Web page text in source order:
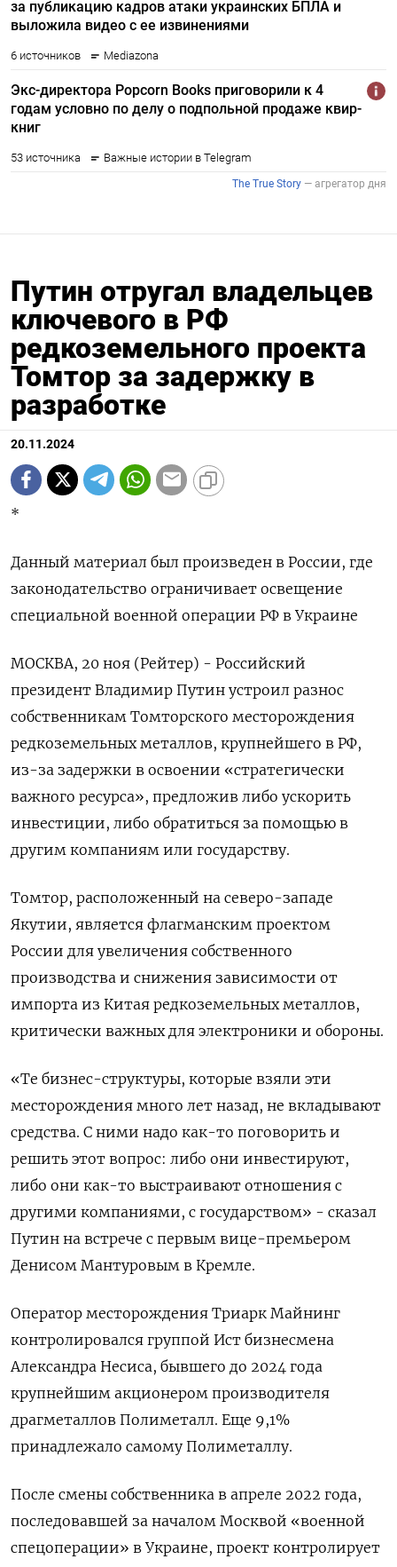
Путин отругал владельцев
ключевого в РФ
редкоземельного проекта
Томтор за задержку в
разработке
20.11.2024
*
Данный материал был произведен в России, где
законодательство ограничивает освещение
специальной военной операции РФ в Украине
МОСКВА, 20 ноя (Рейтер) - Российский
президент Владимир Путин устроил разнос
собственникам Томторского месторождения
редкоземельных металлов, крупнейшего в РФ,
из-за задержки в освоении «стратегически
важного ресурса», предложив либо ускорить
инвестиции, либо обратиться за помощью в
другим компаниям или государству.
Томтор, расположенный на северо-западе
Якутии, является флагманским проектом
России для увеличения собственного
производства и снижения зависимости от
импорта из Китая редкоземельных металлов,
критически важных для электроники и обороны.
«Те бизнес-структуры, которые взяли эти
месторождения много лет назад, не вкладывают
средства. С ними надо как-то поговорить и
решить этот вопрос: либо они инвестируют,
либо они как-то выстраивают отношения с
другими компаниями, с государством» - сказал
Путин на встрече с первым вице-премьером
Денисом Мантуровым в Кремле.
Оператор месторождения Триарк Майнинг
контролировался группой Ист бизнесмена
Александра Несиса, бывшего до 2024 года
крупнейшим акционером производителя
драгметаллов Полиметалл. Еще 9,1%
принадлежало самому Полиметаллу.
После смены собственника в апреле 2022 года,
последовавшей за началом Москвой «военной
спецоперации» в Украине, проект контролирует